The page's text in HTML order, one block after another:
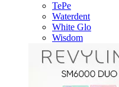
TePe
Waterdent
White Glo
Wisdom